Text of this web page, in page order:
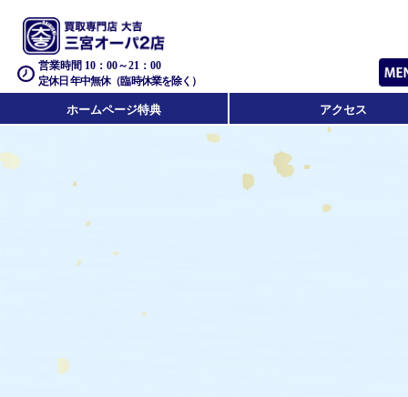
営業時間 10：00～21：00
定休日 年中無休（臨時休業を除く）
ホームページ特典 アクセス